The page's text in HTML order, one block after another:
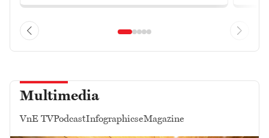
Multimedia
VnE TVPodcastInfographicseMagazine